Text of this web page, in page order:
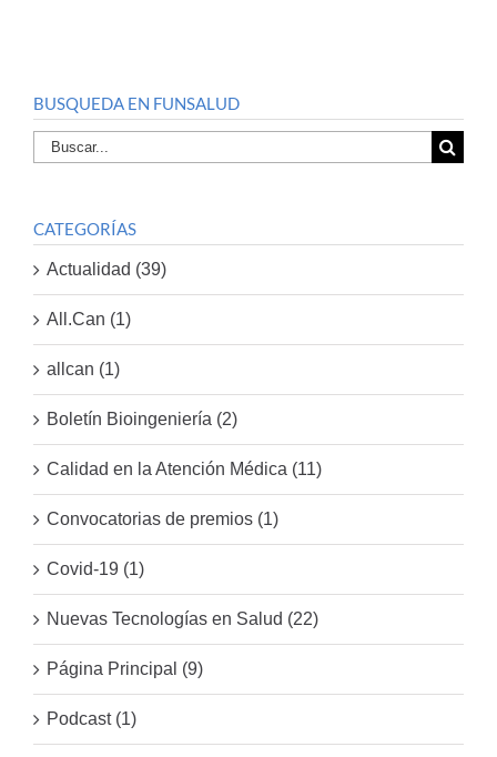
BUSQUEDA EN FUNSALUD
Buscar
por:
CATEGORÍAS
Actualidad (39)
All.Can (1)
allcan (1)
Boletín Bioingeniería (2)
Calidad en la Atención Médica (11)
Convocatorias de premios (1)
Covid-19 (1)
Nuevas Tecnologías en Salud (22)
Página Principal (9)
Podcast (1)